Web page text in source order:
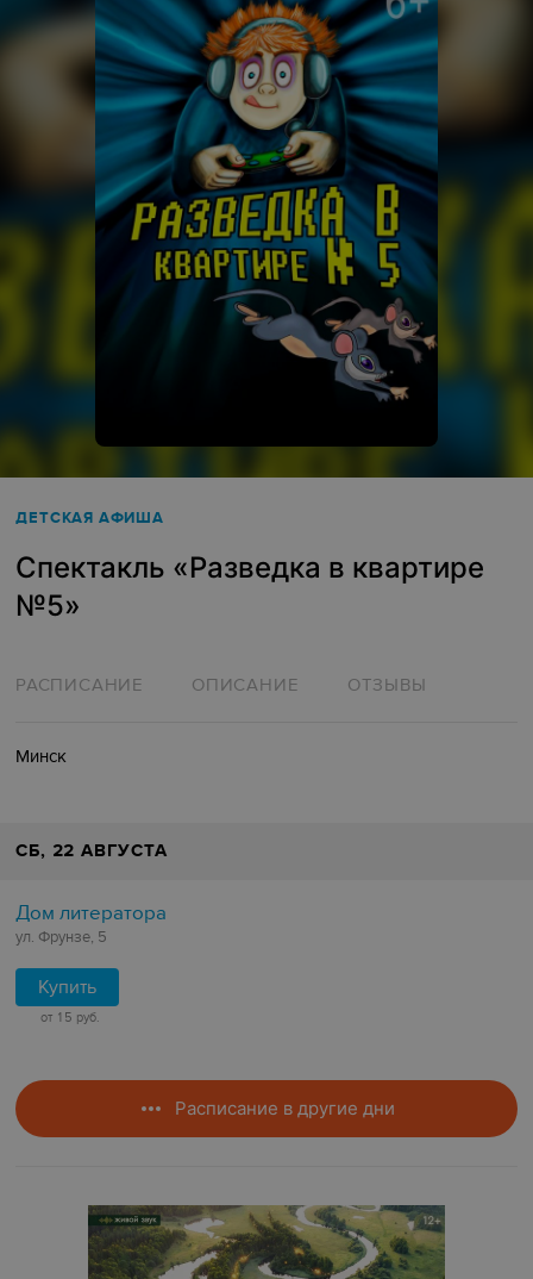
ДЕТСКАЯ АФИША
Спектакль «‎Разведка в квартире
№5»
РАСПИСАНИЕ ОПИСАНИЕ ОТЗЫВЫ
Минск
СБ, 22 АВГУСТА
Дом литератора
ул. Фрунзе, 5
Купить
от 15 руб.
Расписание в другие дни